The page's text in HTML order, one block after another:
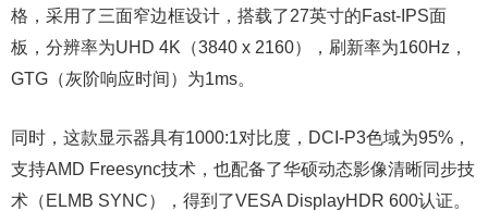
格，采用了三面窄边框设计，搭载了27英寸的Fast-IPS面
板，分辨率为UHD 4K（3840 x 2160），刷新率为160Hz，
GTG（灰阶响应时间）为1ms。
同时，这款显示器具有1000:1对比度，DCI-P3色域为95%，
支持AMD Freesync技术，也配备了华硕动态影像清晰同步技
术（ELMB SYNC），得到了VESA DisplayHDR 600认证。